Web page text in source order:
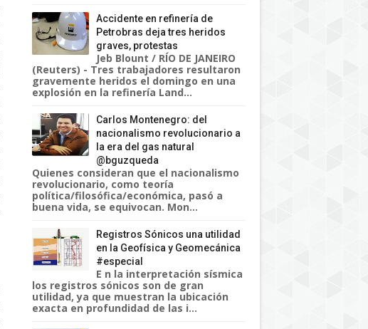
Accidente en refinería de
Petrobras deja tres heridos
graves, protestas
Jeb Blount / RÍO DE JANEIRO
(Reuters) - Tres trabajadores resultaron
gravemente heridos el domingo en una
explosión en la refinería Land...
Carlos Montenegro: del
nacionalismo revolucionario a
la era del gas natural
@bguzqueda
Quienes consideran que el nacionalismo
revolucionario, como teoría
política/filosófica/económica, pasó a
buena vida, se equivocan. Mon...
Registros Sónicos una utilidad
en la Geofísica y Geomecánica
#especial
E n la interpretación sísmica
los registros sónicos son de gran
utilidad, ya que muestran la ubicación
exacta en profundidad de las i...